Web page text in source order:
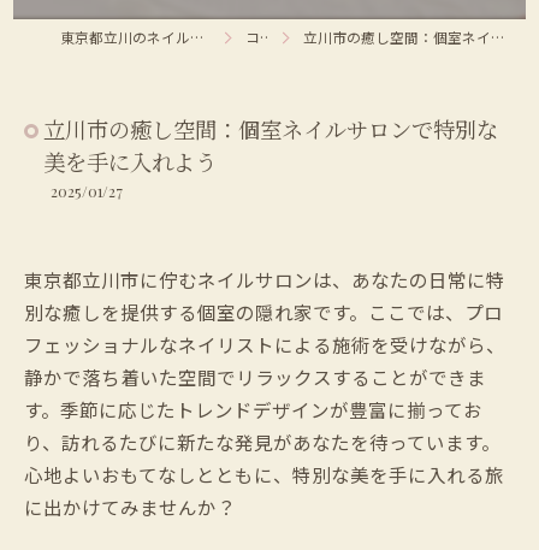
東京都立川のネイルサロンならLilly nail salon コラム 立川市の癒し空間：個室ネイルサロンで特別な美を手に入れよう
立川市の癒し空間：個室ネイルサロンで特別な
美を手に入れよう
2025/01/27
東京都立川市に佇むネイルサロンは、あなたの日常に特
別な癒しを提供する個室の隠れ家です。ここでは、プロ
フェッショナルなネイリストによる施術を受けながら、
静かで落ち着いた空間でリラックスすることができま
す。季節に応じたトレンドデザインが豊富に揃ってお
り、訪れるたびに新たな発見があなたを待っています。
心地よいおもてなしとともに、特別な美を手に入れる旅
に出かけてみませんか？